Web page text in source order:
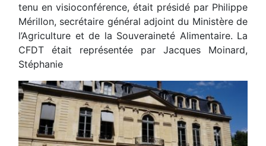
tenu en visioconférence, était présidé par Philippe
Mérillon, secrétaire général adjoint du Ministère de
l’Agriculture et de la Souveraineté Alimentaire. La
CFDT était représentée par Jacques Moinard,
Stéphanie